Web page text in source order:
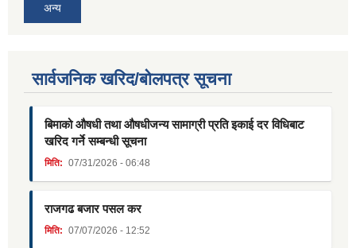
अन्य
सार्वजनिक खरिद/बोलपत्र सूचना
बिमाको औषधी तथा औषधीजन्य सामाग्री प्रति इकाई दर विधिबाट
खरिद गर्ने सम्बन्धी सूचना
मिति: 07/31/2026 - 06:48
राजगढ बजार पसल कर
मिति: 07/07/2026 - 12:52